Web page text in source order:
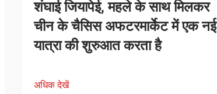
शंघाई जियापेई, महले के साथ मिलकर
चीन के चैसिस अफटरमार्केट में एक नई
यात्रा की शुरुआत करता है
अधिक देखें